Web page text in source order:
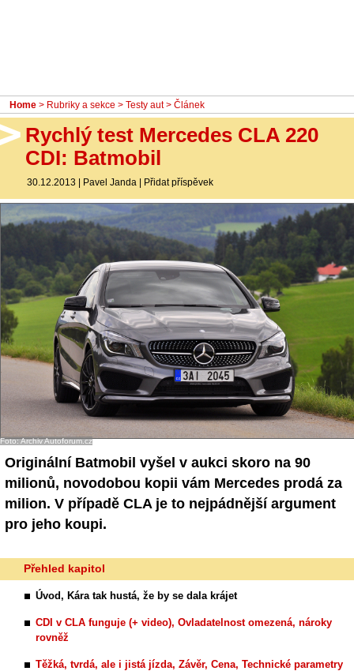
Home > Rubriky a sekce > Testy aut> Článek
Rychlý test Mercedes CLA 220
CDI: Batmobil
30.12.2013 | Pavel Janda | Přidat příspěvek
Foto: Archiv Autoforum.cz
Originální Batmobil vyšel v aukci skoro na 90
milionů, novodobou kopii vám Mercedes prodá za
milion. V případě CLA je to nejpádnější argument
pro jeho koupi.
Přehled kapitol
Úvod, Kára tak hustá, že by se dala krájet
CDI v CLA funguje (+ video), Ovladatelnost omezená, nároky
rovněž
Těžká, tvrdá, ale i jistá jízda, Závěr, Cena, Technické parametry